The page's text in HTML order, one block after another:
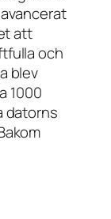
att
och
blev
1000
datorns